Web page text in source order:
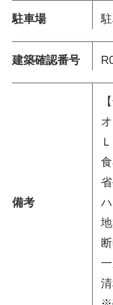
駐車場
建築確認番号
備考